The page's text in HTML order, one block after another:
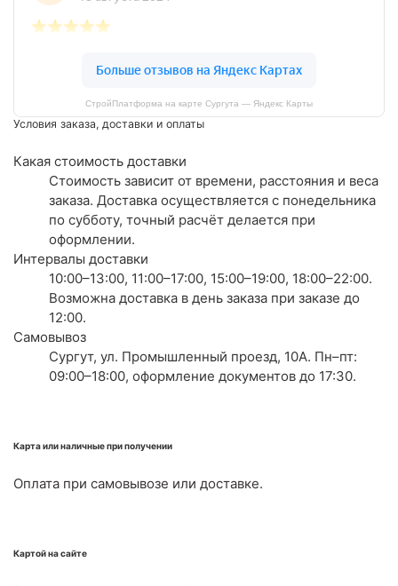
СтройПлатформа на карте Сургута — Яндекс Карты
Условия заказа, доставки и оплаты
Какая стоимость доставки
Стоимость зависит от времени, расстояния и веса
заказа. Доставка осуществляется с понедельника
по субботу, точный расчёт делается при
оформлении.
Интервалы доставки
10:00–13:00, 11:00–17:00, 15:00–19:00, 18:00–22:00.
Возможна доставка в день заказа при заказе до
12:00.
Самовывоз
Сургут, ул. Промышленный проезд, 10А. Пн–пт:
09:00–18:00, оформление документов до 17:30.
Карта или наличные при получении
Оплата при самовывозе или доставке.
Картой на сайте